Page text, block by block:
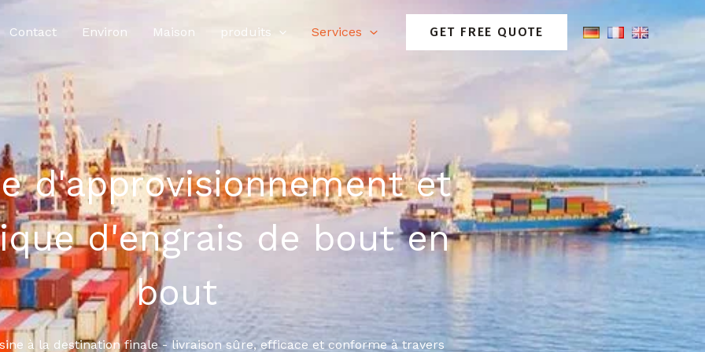
Contact Environ Maison produits Services GET FREE QUOTE
d'approvisionnement et
d'engrais de bout en
bout
à la destination finale - livraison sûre, efficace et conforme à travers